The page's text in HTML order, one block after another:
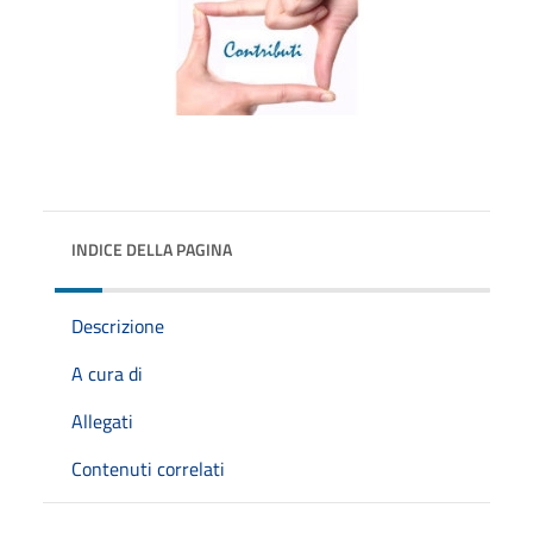
INDICE DELLA PAGINA
Descrizione
A cura di
Allegati
Contenuti correlati